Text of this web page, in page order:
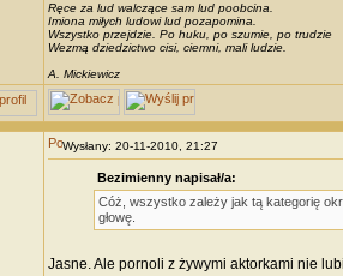
Ręce za lud walczące sam lud poobcina.
Imiona miłych ludowi lud pozapomina.
Wszystko przejdzie. Po huku, po szumie, po trudzie
Wezmą dziedzictwo cisi, ciemni, mali ludzie.
A. Mickiewicz
Wysłany: 20-11-2010, 21:27
Bezimienny napisał/a:
Cóż, wszystko zależy jak tą kategorię
głowę.
Jasne. Ale pornoli z żywymi aktorkami nie